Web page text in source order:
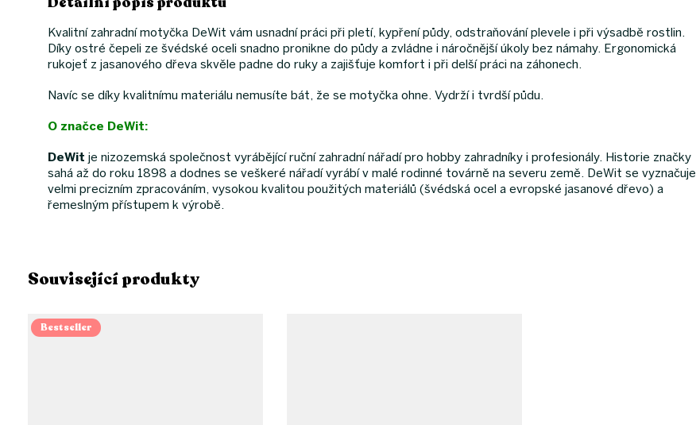
Související produkty
Bestseller
Kvalitní zahradní motyčka DeWit vám usnadní práci při pletí, kypření půdy, odstraňování plevele i při výsadbě rostlin.
Díky ostré čepeli ze švédské oceli snadno pronikne do půdy a zvládne i náročnější úkoly bez námahy. Ergonomická
rukojeť z jasanového dřeva skvěle padne do ruky a zajišťuje komfort i při delší práci na záhonech.
Navíc se díky kvalitnímu materiálu nemusíte bát, že se motyčka ohne. Vydrží i tvrdší půdu.
O značce DeWit:
DeWit je nizozemská společnost vyrábějící ruční zahradní nářadí pro hobby zahradníky i profesionály. Historie značky
sahá až do roku 1898 a dodnes se veškeré nářadí vyrábí v malé rodinné továrně na severu země. DeWit se vyznačuje
velmi precizním zpracováním, vysokou kvalitou použitých materiálů (švédská ocel a evropské jasanové dřevo) a
řemeslným přístupem k výrobě.